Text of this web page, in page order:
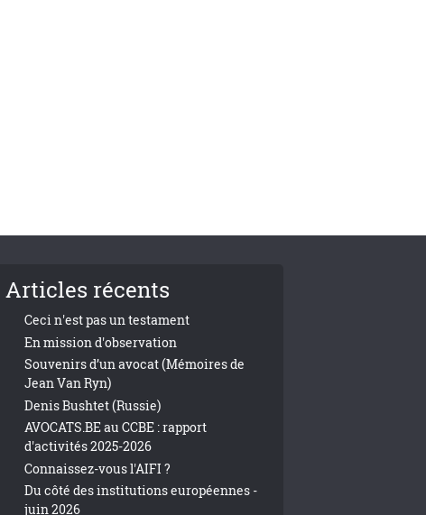
Articles récents
Ceci n'est pas un testament
En mission d'observation
Souvenirs d’un avocat (Mémoires de
Jean Van Ryn)
Denis Bushtet (Russie)
AVOCATS.BE au CCBE : rapport
d'activités 2025-2026
Connaissez-vous l'AIFI ?
Du côté des institutions européennes -
juin 2026